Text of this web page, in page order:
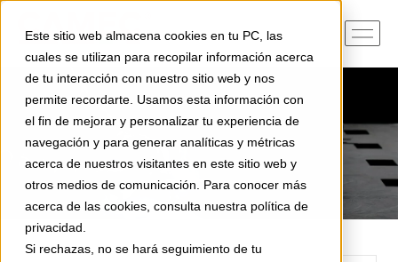
Este sitio web almacena cookies en tu PC, las
cuales se utilizan para recopilar información acerca
de tu interacción con nuestro sitio web y nos
permite recordarte. Usamos esta información con
el fin de mejorar y personalizar tu experiencia de
navegación y para generar analíticas y métricas
acerca de nuestros visitantes en este sitio web y
otros medios de comunicación. Para conocer más
acerca de las cookies, consulta nuestra política de
privacidad
Si rechazas, no se hará seguimiento de tu